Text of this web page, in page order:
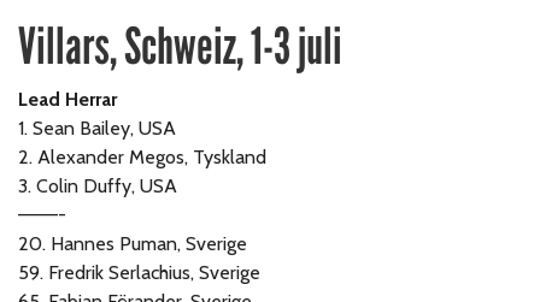
Villars, Schweiz, 1-3 juli
Lead Herrar
1. Sean Bailey, USA
2. Alexander Megos, Tyskland
3. Colin Duffy, USA
———-
20. Hannes Puman, Sverige
59. Fredrik Serlachius, Sverige